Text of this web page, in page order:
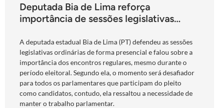
Deputada Bia de Lima reforça
importância de sessões legislativas
“obrigação com o povo de Goiás”
A deputada estadual Bia de Lima (PT) defendeu as sessões
legislativas ordinárias de forma presencial e falou sobre a
importância dos encontros regulares, mesmo durante o
período eleitoral. Segundo ela, o momento será desafiador
para todos os parlamentares que participam do pleito
como candidatos, contudo, ela ressaltou a necessidade de
manter o trabalho parlamentar.